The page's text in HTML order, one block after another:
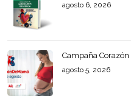
agosto 6, 2026
Campaña
agosto 5, 2026